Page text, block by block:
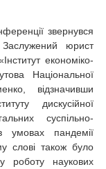
звернувся
юрист
економіко-
Національної
відзначивши
дискусійної
суспільно-
умовах пандемії
слові також було
роботу наукових